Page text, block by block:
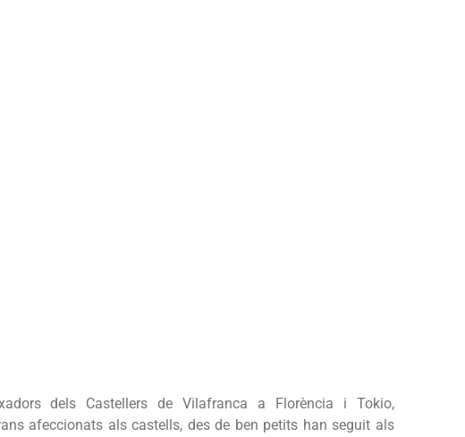
dels Castellers de Vilafranca a Florència i Tokio,
afeccionats als castells, des de ben petits han seguit als